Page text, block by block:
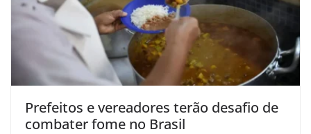
Prefeitos e vereadores terão desafio de
combater fome no Brasil